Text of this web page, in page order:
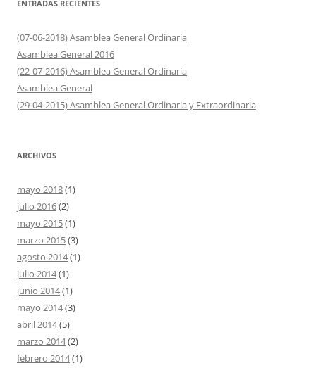
ENTRADAS RECIENTES
(07-06-2018) Asamblea General Ordinaria
Asamblea General 2016
(22-07-2016) Asamblea General Ordinaria
Asamblea General
(29-04-2015) Asamblea General Ordinaria y Extraordinaria
ARCHIVOS
mayo 2018(1)
julio 2016(2)
mayo 2015(1)
marzo 2015(3)
agosto 2014(1)
julio 2014(1)
junio 2014(1)
mayo 2014(3)
abril 2014(5)
marzo 2014(2)
febrero 2014(1)